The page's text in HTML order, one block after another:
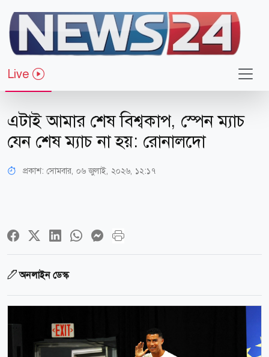
Live
খেলাধুলা
এটাই আমার শেষ বিশ্বকাপ, স্পেন ম্যাচ
যেন শেষ ম্যাচ না হয়: রোনালদো
প্রকাশ: সোমবার, ০৬ জুলাই, ২০২৬, ১২:১৭
অনলাইন ডেস্ক